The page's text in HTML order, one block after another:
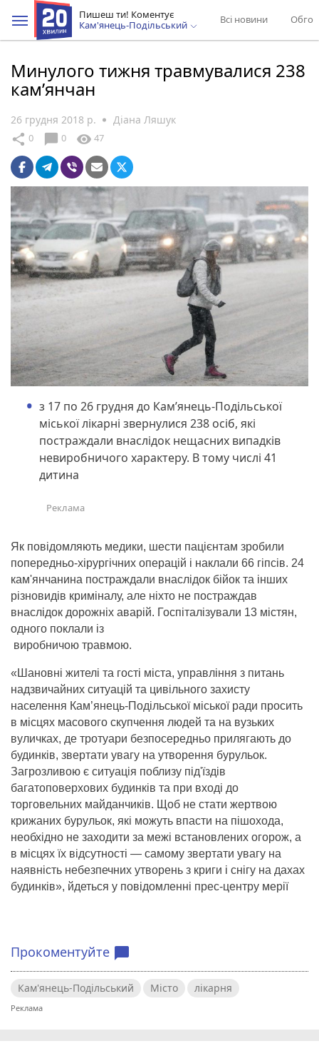
Пишеш ти! Коментує
Кам'янець-Подільський
Всі новини
Минулого тижня травмувалися 238
кам’янчан
26 грудня 2018 р. Діана Ляшук
share 0 chat_bubble 0 visibility 47
з 17 по 26 грудня до Кам’янець-Подільської
міської лікарні звернулися 238 осіб, які
постраждали внаслідок нещасних випадків
невиробничого характеру. В тому числі 41
дитина
Як повідомляють медики, шести пацієнтам зробили
попередньо-хірургічних операцій і наклали 66 гіпсів. 24
кам'янчанина постраждали внаслідок бійок та інших
різновидів криміналу, але ніхто не постраждав
внаслідок дорожніх аварій. Госпіталізували 13 містян,
одного поклали із
виробничою травмою.
«Шановні жителі та гості міста, управління з питань
надзвичайних ситуацій та цивільного захисту
населення Кам’янець-Подільської міської ради просить
в місцях масового скупчення людей та на вузьких
вуличках, де тротуари безпосередньо прилягають до
будинків, звертати увагу на утворення бурульок.
Загрозливою є ситуація поблизу під'їздів
багатоповерхових будинків та при вході до
торговельних майданчиків. Щоб не стати жертвою
крижаних бурульок, які можуть впасти на пішохода,
необхідно не заходити за межі встановлених огорож, а
в місцях їх відсутності — самому звертати увагу на
наявність небезпечних утворень з криги і снігу на дахах
будинків», йдеться у повідомленні прес-центру мерії
Прокоментуйте chat_bubble
Кам'янець-Подільський Місто лікарня